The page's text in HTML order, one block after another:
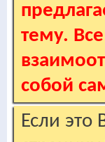
тему.
собой
Если